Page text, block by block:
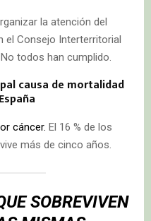
la atención del
el Consejo Interterritorial
todos han cumplido.
causa de mortalidad
cáncer. El 16 % de los
más de cinco años.
SOBREVIVEN